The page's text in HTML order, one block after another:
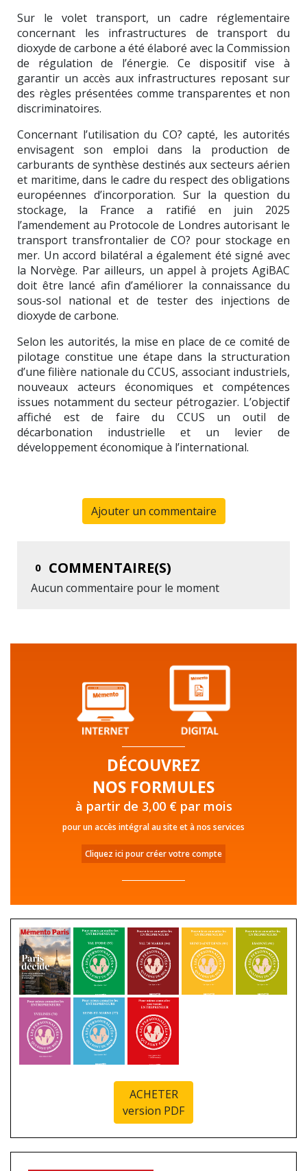
Sur le volet transport, un cadre réglementaire
concernant les infrastructures de transport du
dioxyde de carbone a été élaboré avec la Commission
de régulation de l’énergie. Ce dispositif vise à
garantir un accès aux infrastructures reposant sur
des règles présentées comme transparentes et non
discriminatoires.
Concernant l’utilisation du CO? capté, les autorités
envisagent son emploi dans la production de
carburants de synthèse destinés aux secteurs aérien
et maritime, dans le cadre du respect des obligations
européennes d’incorporation. Sur la question du
stockage, la France a ratifié en juin 2025
l’amendement au Protocole de Londres autorisant le
transport transfrontalier de CO? pour stockage en
mer. Un accord bilatéral a également été signé avec
la Norvège. Par ailleurs, un appel à projets AgiBAC
doit être lancé afin d’améliorer la connaissance du
sous-sol national et de tester des injections de
dioxyde de carbone.
Selon les autorités, la mise en place de ce comité de
pilotage constitue une étape dans la structuration
d’une filière nationale du CCUS, associant industriels,
nouveaux acteurs économiques et compétences
issues notamment du secteur pétrogazier. L’objectif
affiché est de faire du CCUS un outil de
décarbonation industrielle et un levier de
développement économique à l’international.
Ajouter un commentaire
0 COMMENTAIRE(S)
Aucun commentaire pour le moment
DÉCOUVREZ
NOS FORMULES
à partir de 3,00 € par mois
pour un accès intégral au site et à nos services
Cliquez ici pour créer votre compte
ACHETER
version PDF